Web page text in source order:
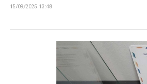
15/09/2025 13:48